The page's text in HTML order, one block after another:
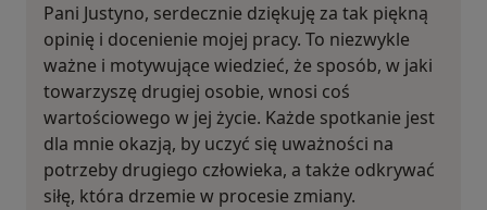
Pani Justyno, serdecznie dziękuję za tak piękną
opinię i docenienie mojej pracy. To niezwykle
ważne i motywujące wiedzieć, że sposób, w jaki
towarzyszę drugiej osobie, wnosi coś
wartościowego w jej życie. Każde spotkanie jest
dla mnie okazją, by uczyć się uważności na
potrzeby drugiego człowieka, a także odkrywać
siłę, która drzemie w procesie zmiany.